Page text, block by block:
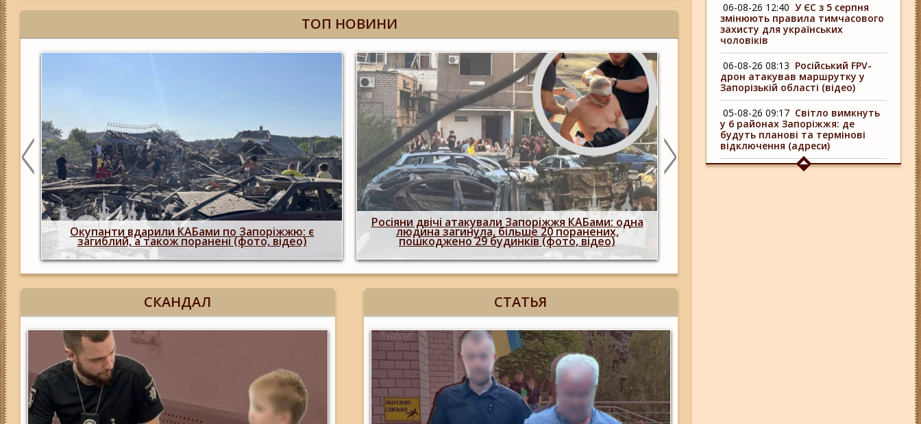
ТОП НОВИНИ
Окупанти вдарили КАБами по Запоріжжю: є
загиблий, а також поранені (фото, відео)
Росіяни двічі атакували Запоріжжя КАБами: одна
людина загинула, більше 20 поранених,
пошкоджено 29 будинків (фото, відео)
Побиття, "ями" та накази стріляти по
опублікували розслідування про 225-й
штурмовий полк, що зараз
СКАНДАЛ СТАТЬЯ
06-08-26 12:40 У ЄС з 5 серпня
змінюють правила тимчасового
захисту для українських
чоловіків
06-08-26 08:13 Російський FPV-
дрон атакував маршрутку у
Запорізькій області (відео)
05-08-26 09:17 Світло вимкнуть
у 6 районах Запоріжжя: де
будуть планові та термінові
відключення (адреси)
04-08-26 09:16 У 6 районах